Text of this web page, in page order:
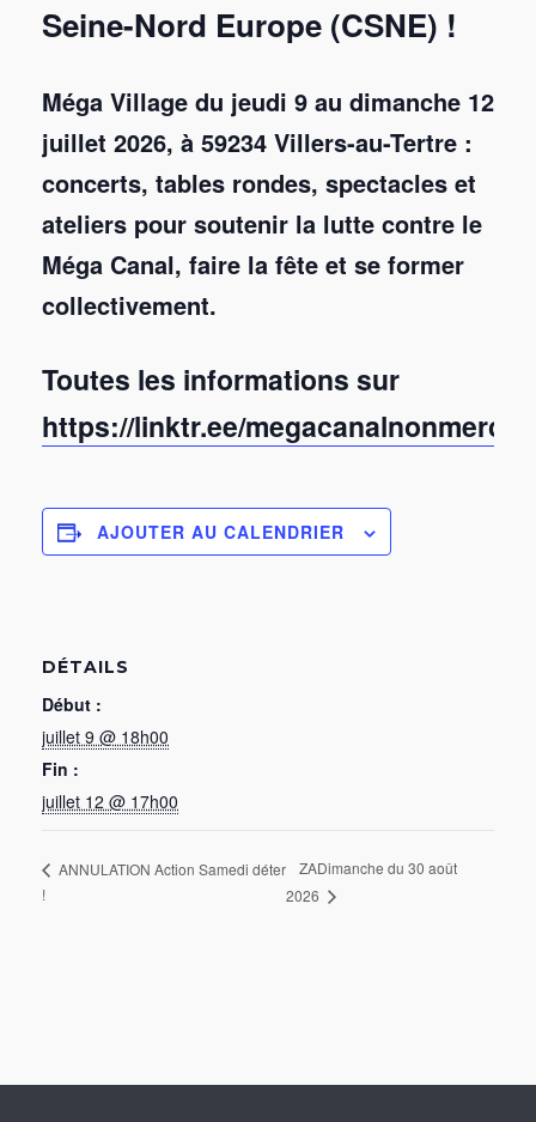
Seine-Nord Europe (CSNE) !
Méga Village du jeudi 9 au dimanche 12
juillet 2026, à 59234 Villers-au-Tertre :
concerts, tables rondes, spectacles et
ateliers pour soutenir la lutte contre le
Méga Canal, faire la fête et se former
collectivement.
Toutes les informations sur
https://linktr.ee/megacanalnonmerci
AJOUTER AU CALENDRIER
DÉTAILS
Début :
juillet 9 @ 18h00
Fin :
juillet 12 @ 17h00
ANNULATION Action Samedi déter
!
ZADimanche du 30 août
2026